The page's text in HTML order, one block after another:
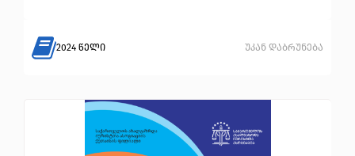
2024 წელი უკან დაბრუნება